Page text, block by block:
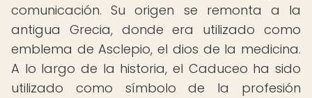
comunicación. Su origen se remonta a la
antigua Grecia, donde era utilizado como
emblema de Asclepio, el dios de la medicina.
A lo largo de la historia, el Caduceo ha sido
utilizado como símbolo de la profesión